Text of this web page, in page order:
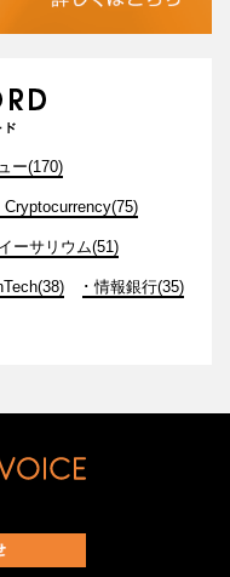
ー(170)
Cryptocurrency(75)
イーサリウム(51)
情報銀行(35)